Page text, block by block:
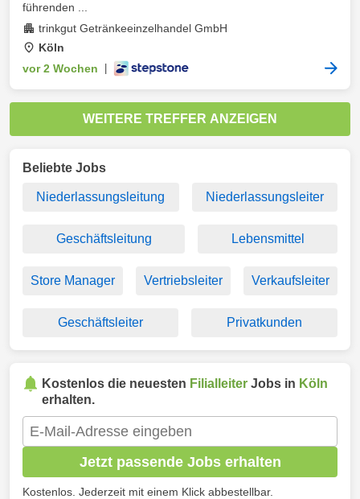
führenden ...
trinkgut Getränkeeinzelhandel GmbH
Köln
vor 2 Wochen
WEITERE TREFFER ANZEIGEN
Beliebte Jobs
Niederlassungsleitung Niederlassungsleiter
Geschäftsleitung Lebensmittel
Store Manager Vertriebsleiter Verkaufsleiter
Geschäftsleiter Privatkunden
Kostenlos die neuesten Filialleiter Jobs in Köln
erhalten.
Jetzt passende Jobs erhalten
Kostenlos. Jederzeit mit einem Klick abbestellbar.